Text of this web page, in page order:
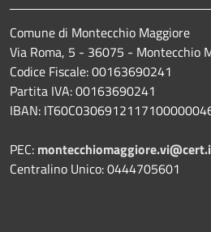
Comune di Montecchio Maggiore
Via Roma, 5 - 36075 - Montecchio
Codice Fiscale: 00163690241
Partita IVA: 00163690241
IBAN:
PEC:
Centralino Unico: 0444705601